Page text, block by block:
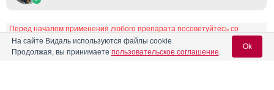
Перед началом применения любого препарата посоветуйтесь со
специалистом и ознакомьтесь с инструкцией по применению.
Список использованной литературы
На сайте Видаль используются файлы cookie
Продолжая, вы принимаете пользовательское соглашение.
Ok